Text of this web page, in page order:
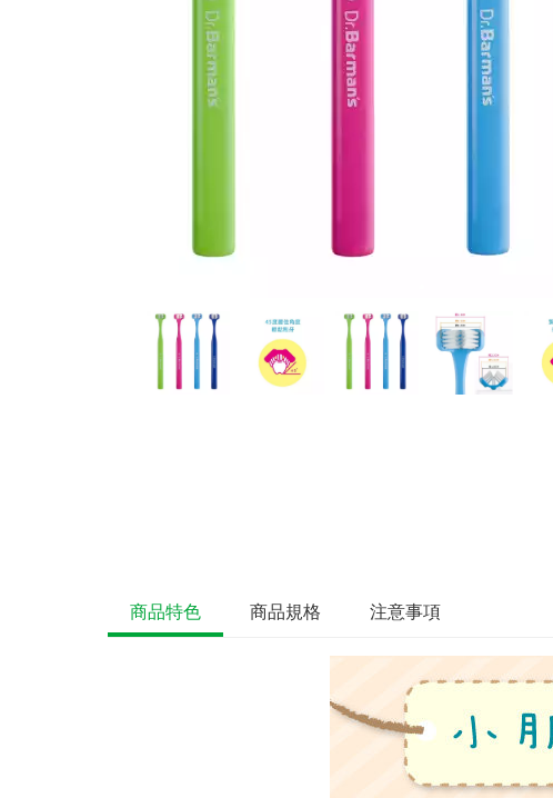
商品特色 商品規格 注意事項